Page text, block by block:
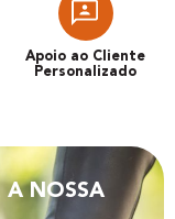
Apoio ao Cliente
Personalizado
A NOSSA